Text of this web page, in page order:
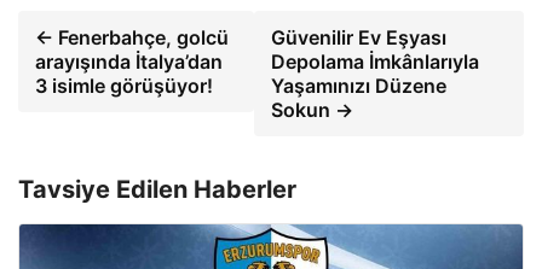
← Fenerbahçe, golcü
arayışında İtalya’dan
3 isimle görüşüyor!
Güvenilir Ev Eşyası
Depolama İmkânlarıyla
Yaşamınızı Düzene
Sokun →
Tavsiye Edilen Haberler